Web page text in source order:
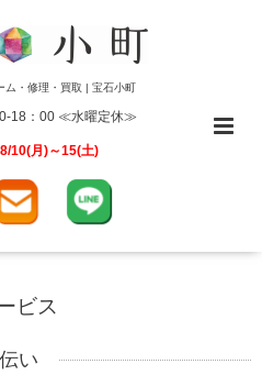
ム・修理・買取 | 宝石小町
18：00 ≪水曜定休≫
10(月)～15(土)
ビス
い